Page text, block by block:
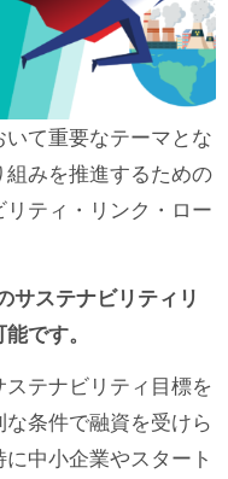
みを推進するための
ティ・リンク・ロー
サステナビリティリ
です。
テナビリティ目標を
条件で融資を受けら
中小企業やスタート